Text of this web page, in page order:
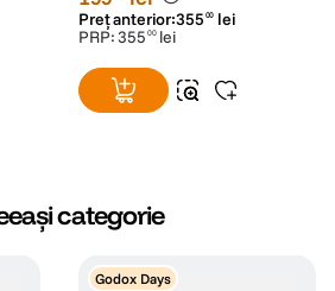
Preț anterior:355 00 lei
PRP:355 00 lei
categorie
Godox Days